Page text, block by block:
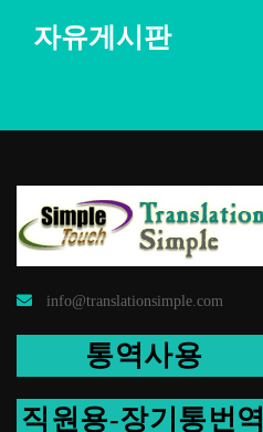
자유게시판
info@translationsimple.com
통역사용
직원용-장기통번역